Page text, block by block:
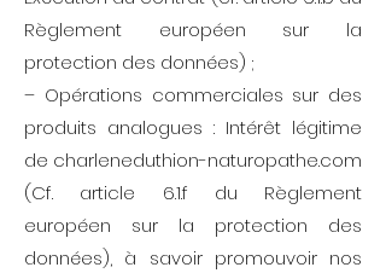
Règlement européen sur la
protection des données) ;
– Opérations commerciales sur des
produits analogues : Intérêt légitime
de charleneduthion-naturopathe.com
(Cf. article 6.1.f du Règlement
européen sur la protection des
données), à savoir promouvoir nos